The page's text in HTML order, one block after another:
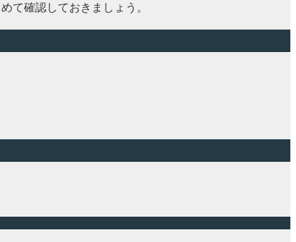
て確認しておきましょう。